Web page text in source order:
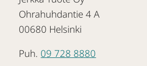
Ohrahuhdantie 4 A
00680 Helsinki
Puh. 09 728 8880